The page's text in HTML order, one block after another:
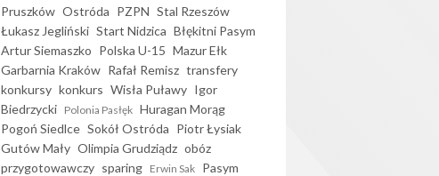
Pruszków Ostróda PZPN Stal Rzeszów
Łukasz Jegliński Start Nidzica Błękitni Pasym
Artur Siemaszko Polska U-15 Mazur Ełk
Garbarnia Kraków Rafał Remisz transfery
konkursy konkurs Wisła Puławy Igor
Biedrzycki Polonia Pasłęk Huragan Morąg
Pogoń Siedlce Sokół Ostróda Piotr Łysiak
Gutów Mały Olimpia Grudziądz obóz
przygotowawczy sparing Erwin Sak Pasym